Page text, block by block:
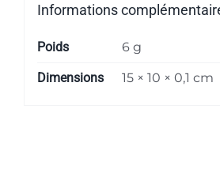
Informations
Poids 6 g
Dimensions 15 × 10 × 0,1 cm